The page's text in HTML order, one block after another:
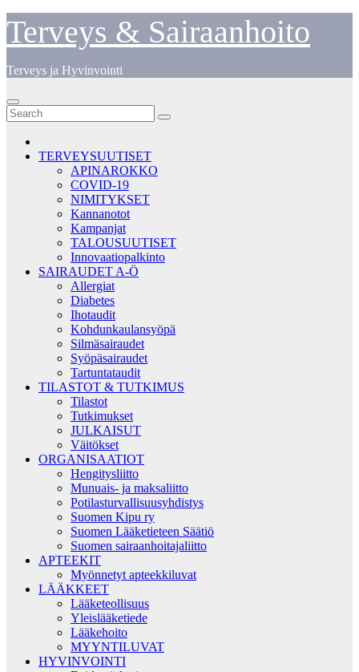
Skip
content
Terveys & Sairaanhoito
Terveys ja Hyvinvointi
TERVEYSUUTISET
APINAROKKO
COVID-19
NIMITYKSET
Kannanotot
Kampanjat
TALOUSUUTISET
Innovaatiopalkinto
SAIRAUDET A-Ö
Allergiat
Diabetes
Ihotaudit
Kohdunkaulansyöpä
Silmäsairaudet
Syöpäsairaudet
Tartuntataudit
TILASTOT & TUTKIMUS
Tilastot
Tutkimukset
JULKAISUT
Väitökset
ORGANISAATIOT
Hengitysliitto
Munuais- ja maksaliitto
Potilasturvallisuusyhdistys
Suomen Kipu ry
Suomen Lääketieteen Säätiö
Suomen sairaanhoitajaliitto
APTEEKIT
Myönnetyt apteekkiluvat
LÄÄKKEET
Lääketeollisuus
Yleislääketiede
Lääkehoito
MYYNTILUVAT
HYVINVOINTI